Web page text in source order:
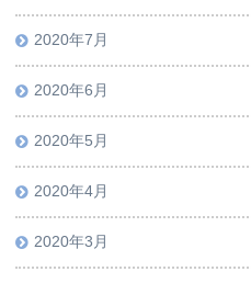
2020年7月
2020年6月
2020年5月
2020年4月
2020年3月